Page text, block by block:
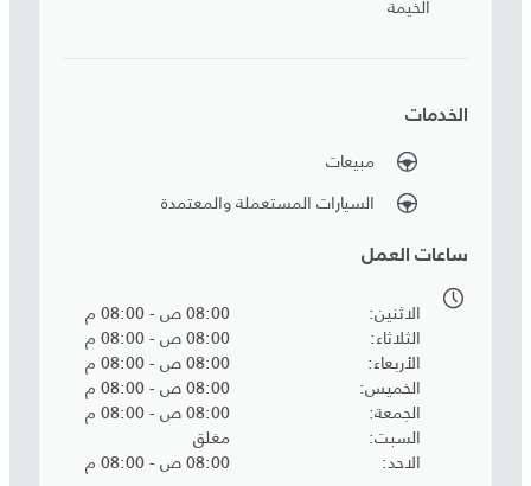
الخيمة
الخدمات
مبيعات
السيارات المستعملة والمعتمدة
ساعات العمل
الاثنين
08:00 ص - 08:00 م
الثلاثاء
08:00 ص - 08:00 م
الأربعاء
08:00 ص - 08:00 م
الخميس
08:00 ص - 08:00 م
الجمعة
08:00 ص - 08:00 م
السبت
مغلق
الاحد
08:00 ص - 08:00 م